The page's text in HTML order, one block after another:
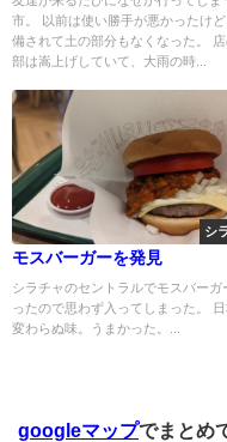
市。 以前は使い勝手が悪かったけ
備されて土の部分もなくなった。
部は嵩上げしていて、大雨の時...
シ
モスバーガーを発見
シラチャのセントラルでモスバーガ
ったので思わず入ってしまった。 日
変わらぬ味。うまかった。...
googleマップでまとめ